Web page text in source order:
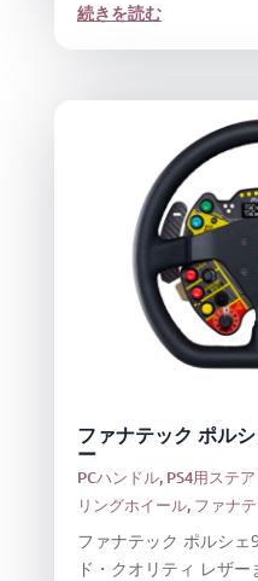
続きを読む
ファナテック ポル
ー
PCハンドル, PS4用ステ
リングホイール, ファナ
ファナテック ポルシ
ド・クオリティ レザ